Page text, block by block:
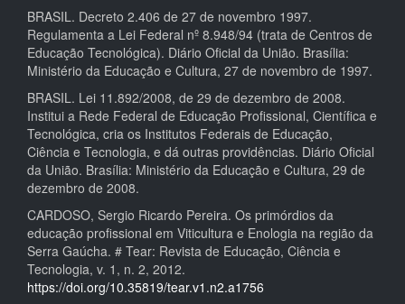
BRASIL. Decreto 2.406 de 27 de novembro 1997.
Regulamenta a Lei Federal nº 8.948/94 (trata de Centros de
Educação Tecnológica). Diário Oficial da União. Brasília:
Ministério da Educação e Cultura, 27 de novembro de 1997.
BRASIL. Lei 11.892/2008, de 29 de dezembro de 2008.
Institui a Rede Federal de Educação Profissional, Científica e
Tecnológica, cria os Institutos Federais de Educação,
Ciência e Tecnologia, e dá outras providências. Diário Oficial
da União. Brasília: Ministério da Educação e Cultura, 29 de
dezembro de 2008.
CARDOSO, Sergio Ricardo Pereira. Os primórdios da
educação profissional em Viticultura e Enologia na região da
Serra Gaúcha. # Tear: Revista de Educação, Ciência e
Tecnologia, v. 1, n. 2, 2012.
https://doi.org/10.35819/tear.v1.n2.a1756